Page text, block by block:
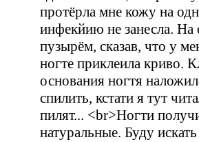
протёрла мне кожу на
инфекйию не занесла. На
пузырём, сказав, что у
ногте приклеила криво.
основания ногтя
спилить, кстати я тут
пилят... <br>Ногти
натуральные. Буду